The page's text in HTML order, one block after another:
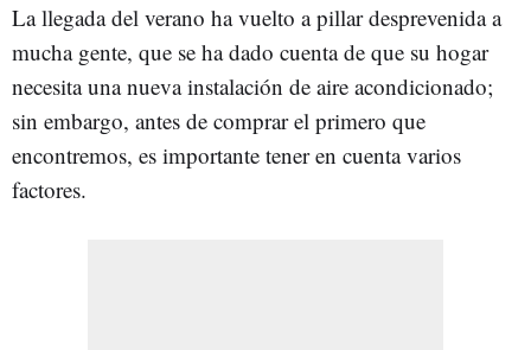
La llegada del verano ha vuelto a pillar desprevenida a
mucha gente, que se ha dado cuenta de que su hogar
necesita una nueva instalación de aire acondicionado;
sin embargo, antes de comprar el primero que
encontremos, es importante tener en cuenta varios
factores.